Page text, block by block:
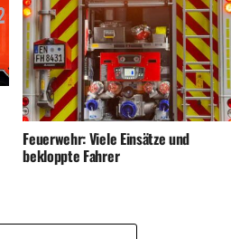
Feuerwehr: Viele Einsätze und
bekloppte Fahrer